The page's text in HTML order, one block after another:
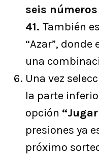
seis números
41. También
“Azar”,
una
Una vez
la parte
opción
presiones ya
próximo